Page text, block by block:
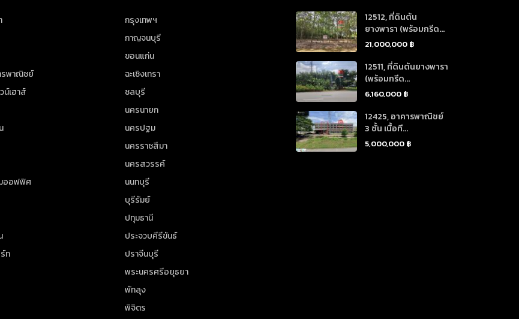
รพาณิชย์
น์เฮาส์
ออฟฟิศ
ท
กรุงเทพฯ
กาญจนบุรี
ขอนแก่น
ฉะเชิงเทรา
ชลบุรี
นครนายก
นครปฐม
นครราชสีมา
นครสวรรค์
นนทบุรี
บุรีรัมย์
ปทุมธานี
ประจวบคีรีขันธ์
ปราจีนบุรี
พระนครศรีอยุธยา
พัทลุง
พิจิตร
12512, ที่ดินต้น
ยางพารา (พร้อมกรีด...
21,000,000 ฿
12511, ที่ดินต้นยางพารา
(พร้อมกรีด...
6,160,000 ฿
12425, อาคารพาณิชย์
3 ชั้น เนื้อที...
5,000,000 ฿